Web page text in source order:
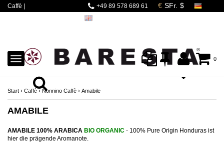
Caffè |
+49 89 578 689 61
0
TOGGLE
NAVIGATION
Start › Caffè › Nonnino Caffè › Amabile
AMABILE
AMABILE 100% ARABICA BIO ORGANIC - 100% Pure Origin Honduras ist
hier die prägende Aromanote.